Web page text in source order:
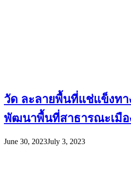
วัด ละลายพื้นที่แช่แข็งทา
พัฒนาพื้นที่สาธารณะเมือ
June 30, 2023July 3, 2023